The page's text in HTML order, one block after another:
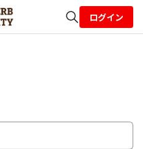
ログイン